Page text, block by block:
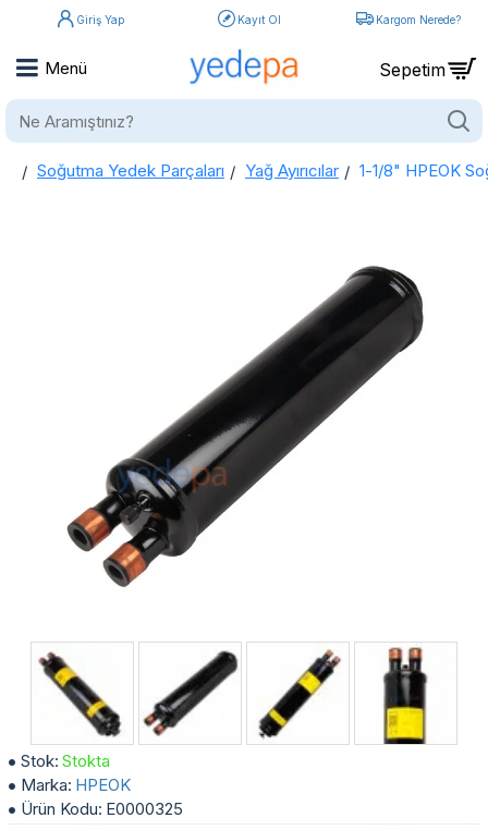
Giriş Yap Kayıt Ol Kargom Nerede?
Ne
home
Soğutma Yedek Parçaları Yağ Ayırıcılar 1-1/8" HPEOK
Stok: Stokta
Marka: HPEOK
Ürün Kodu: E0000325